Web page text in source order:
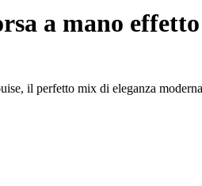
a mano
il perfetto mix di eleganza